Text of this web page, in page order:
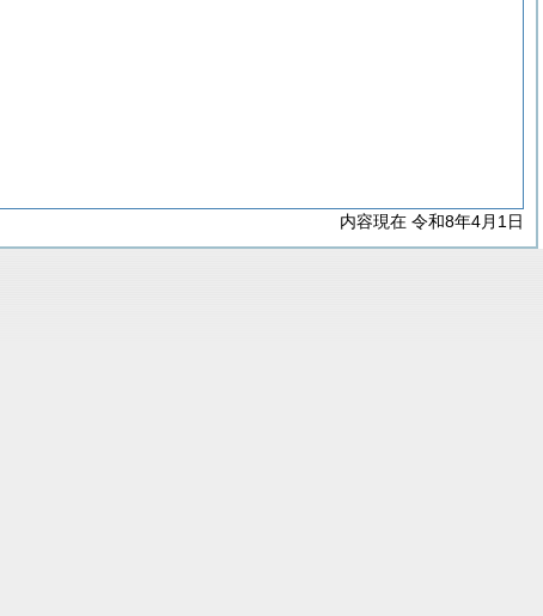
内容現在 令和8年4月1日